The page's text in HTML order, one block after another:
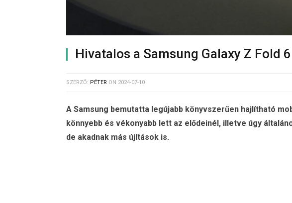
Hivatalos a Samsung Galaxy Z Fold 6
SZERZŐ: PÉTER ON 2024-07-10
A Samsung bemutatta legújabb könyvszerűen hajlítható
könnyebb és vékonyabb lett az elődeinél, illetve úgy
de akadnak más újítások is.